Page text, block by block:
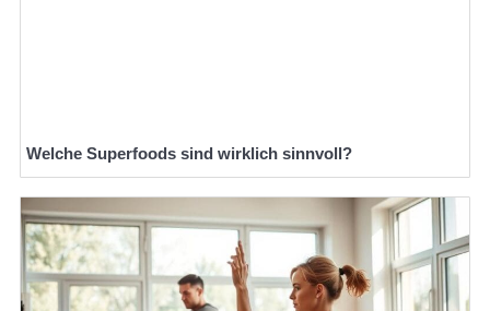
Welche Superfoods sind wirklich sinnvoll?